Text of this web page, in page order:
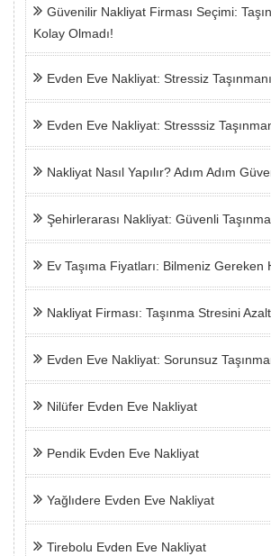
Güvenilir Nakliyat Firması Seçimi:
Kolay Olmadı!
Evden Eve Nakliyat: Stressiz
Evden Eve Nakliyat: Stresssiz
Nakliyat Nasıl Yapılır? Adım Adım
Şehirlerarası Nakliyat: Güvenli
Ev Taşıma Fiyatları: Bilmeniz Gereken
Nakliyat Firması: Taşınma Stresini
Evden Eve Nakliyat: Sorunsuz
Nilüfer Evden Eve Nakliyat
Pendik Evden Eve Nakliyat
Yağlıdere Evden Eve Nakliyat
Tirebolu Evden Eve Nakliyat